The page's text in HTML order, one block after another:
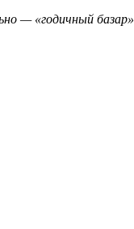
— «годичный